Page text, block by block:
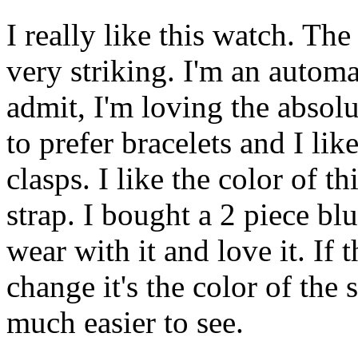
I really like this watch.
very striking. I'm an
admit, I'm loving the
to prefer bracelets and I
clasps. I like the color of
strap. I bought a 2 piece
wear with it and love it. If
change it's the color of the
much easier to see.